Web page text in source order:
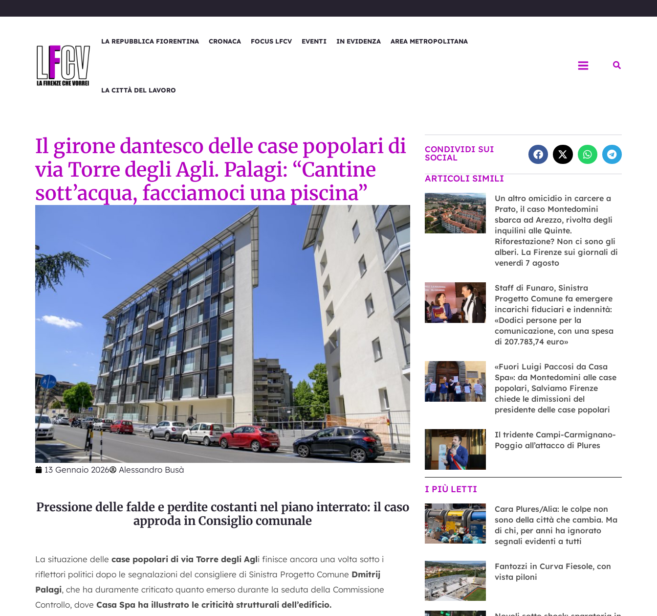
al
LA REPUBBLICA FIORENTINA CRONACA FOCUS LFCV EVENTI IN EVIDENZA AREA METROPOLITANA
LA CITTÀ DEL LAVORO
Cerca
Il girone dantesco delle case popolari di
via Torre degli Agli. Palagi: “Cantine
sott’acqua, facciamoci una piscina”
13 Gennaio 2026 Alessandro Busà
Pressione delle falde e perdite costanti nel piano interrato: il caso
approda in Consiglio comunale
La situazione delle case popolari di via Torre degli Agli finisce ancora una volta sotto i
riflettori politici dopo le segnalazioni del consigliere di Sinistra Progetto Comune Dmitrij
Palagi, che ha duramente criticato quanto emerso durante la seduta della Commissione
Controllo, dove Casa Spa ha illustrato le criticità strutturali dell’edificio.
CONDIVIDI SUI
SOCIAL
ARTICOLI SIMILI
Un altro omicidio in carcere a
Prato, il caso Montedomini
sbarca ad Arezzo, rivolta degli
inquilini alle Quinte.
Riforestazione? Non ci sono gli
alberi. La Firenze sui giornali di
venerdì 7 agosto
Staff di Funaro, Sinistra
Progetto Comune fa emergere
incarichi fiduciari e indennità:
«Dodici persone per la
comunicazione, con una spesa
di 207.783,74 euro»
«Fuori Luigi Paccosi da Casa
Spa»: da Montedomini alle case
popolari, Salviamo Firenze
chiede le dimissioni del
presidente delle case popolari
Il tridente Campi-Carmignano-
Poggio all’attacco di Plures
I PIÙ LETTI
Cara Plures/Alia: le colpe non
sono della città che cambia. Ma
di chi, per anni ha ignorato
segnali evidenti a tutti
Fantozzi in Curva Fiesole, con
vista piloni